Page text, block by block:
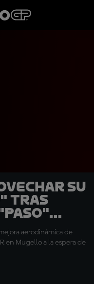
su
tras
aerodinámica de
en Mugello a la espera de